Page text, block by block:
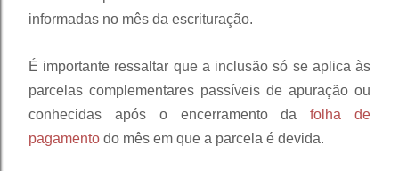
informadas no mês da escrituração.
É importante ressaltar que a inclusão só se aplica às
parcelas complementares passíveis de apuração ou
conhecidas após o encerramento dafolha de
pagamento do mês em que a parcela é devida.